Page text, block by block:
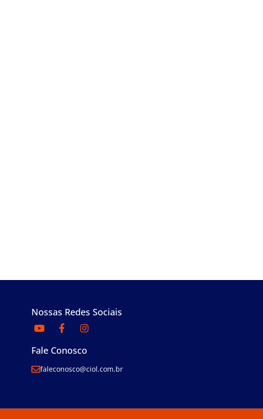
Nossas Redes Sociais
Fale Conosco
faleconosco@ciol.com.br